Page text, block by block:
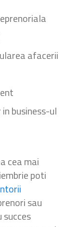
afacerii
business-ul
cea mai
poti
sau